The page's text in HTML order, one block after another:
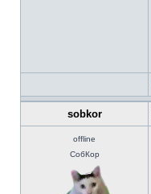
sobkor
offline
СобКор